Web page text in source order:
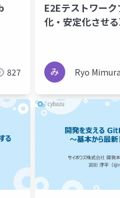
827
E2Eテストワー
化・安定化させ
Ryo Mimura